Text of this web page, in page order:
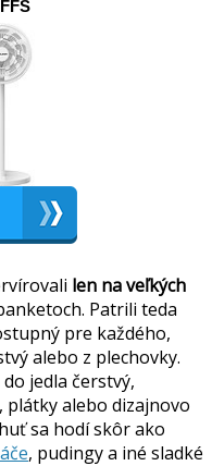
len na veľkých
Patrili teda
pre každého,
alebo z plechovky.
jedla čerstvý,
plátky alebo dizajnovo
sa hodí skôr ako
, pudingy a iné sladké